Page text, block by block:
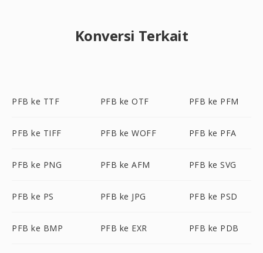
Konversi Terkait
PFB ke TTF PFB ke OTF PFB ke PFM
PFB ke TIFF PFB ke WOFF PFB ke PFA
PFB ke PNG PFB ke AFM PFB ke SVG
PFB ke PS PFB ke JPG PFB ke PSD
PFB ke BMP PFB ke EXR PFB ke PDB